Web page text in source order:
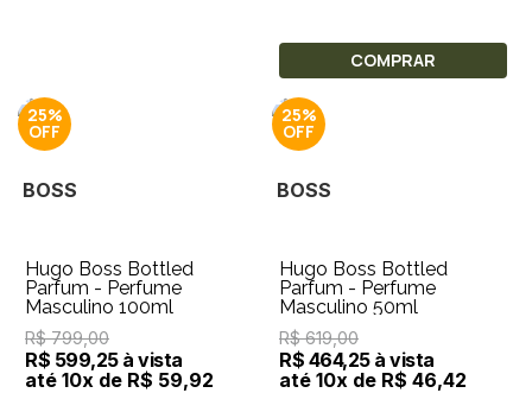
COMPRAR
25%
BOSS
Hugo Boss Bottled
Parfum - Perfume
Masculino 100ml
R$ 799,00
R$ 599,25 à vista
até 10x de R$ 59,92
25%
BOSS
Hugo Boss Bottled
Parfum - Perfume
Masculino 50ml
R$ 619,00
R$ 464,25 à vista
até 10x de R$ 46,42